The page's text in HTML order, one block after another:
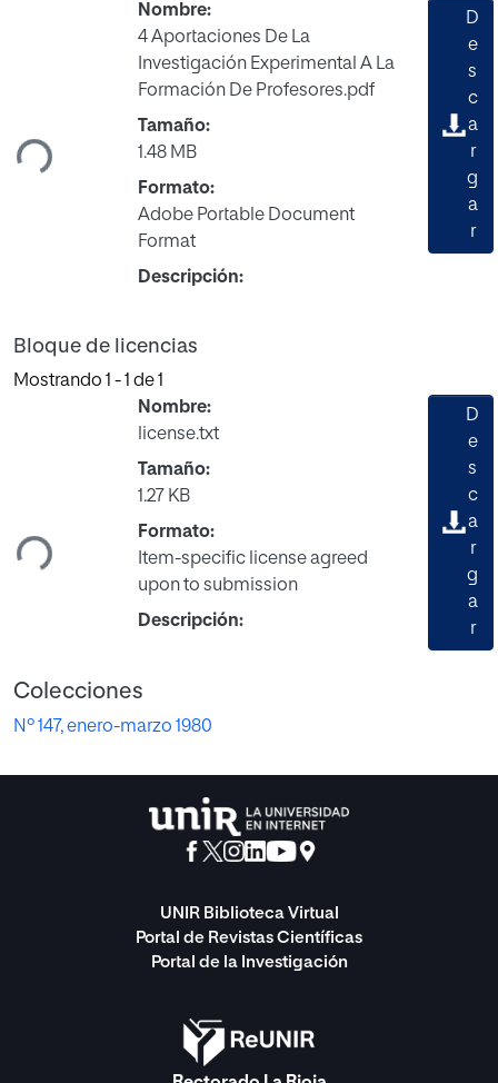
Nombre:
4 Aportaciones De La
Investigación Experimental A La
Formación De Profesores.pdf
Tamaño:
1.48 MB
Formato:
Adobe Portable Document
Format
Descripción:
D
e
s
c
a
r
g
a
r
Bloque de licencias
Mostrando 1 - 1 de 1
Nombre:
license.txt
Tamaño:
1.27 KB
Formato:
Item-specific license agreed
upon to submission
Descripción:
D
e
s
c
a
r
g
a
r
Colecciones
Nº 147, enero-marzo 1980
UNIR Biblioteca Virtual
Portal de Revistas Científicas
Portal de la Investigación